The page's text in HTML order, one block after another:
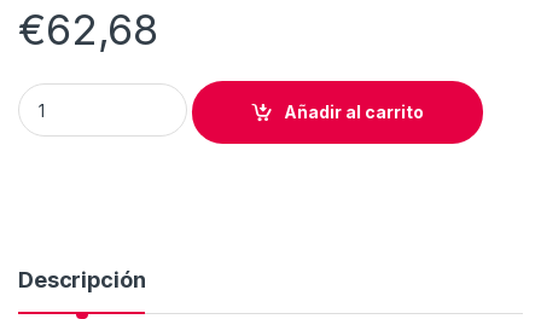
€62,68
PREMSATELAS COMPENSADO 4mm ADLER 67 69 167 169
Añadir al carrito
Descripción